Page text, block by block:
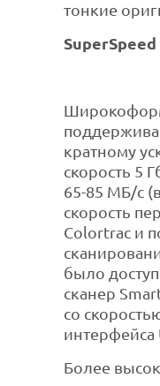
тонкие
кратному
скорость 5
65-85 МБ/с
скорость
Colortrac и
было
сканер
со
интерфейса
Более